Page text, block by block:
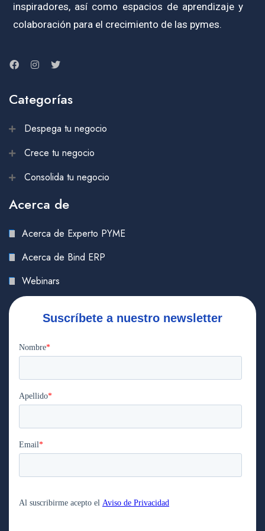
inspiradores, así como espacios de aprendizaje y
colaboración para el crecimiento de las pymes.
Categorías
Despega tu negocio
Crece tu negocio
Consolida tu negocio
Acerca de
Acerca de Experto PYME
Acerca de Bind ERP
Webinars
Suscríbete a nuestro newsletter